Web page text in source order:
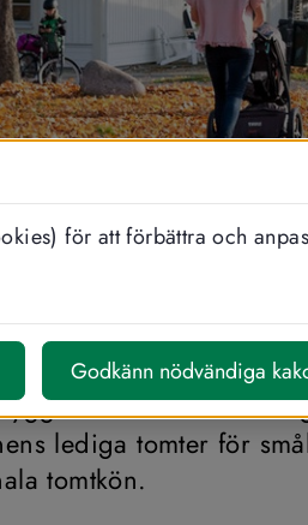
för att förbättra och
Godkänn nödvändiga
DELA LYSSNA
tomter
hus? Det finns
lediga tomter för
tomtkön.